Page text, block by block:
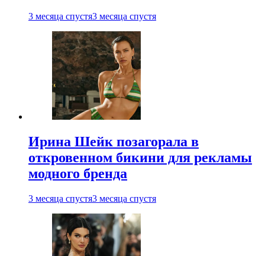
3 месяца спустя3 месяца спустя
Ирина Шейк позагорала в
откровенном бикини для рекламы
модного бренда
3 месяца спустя3 месяца спустя